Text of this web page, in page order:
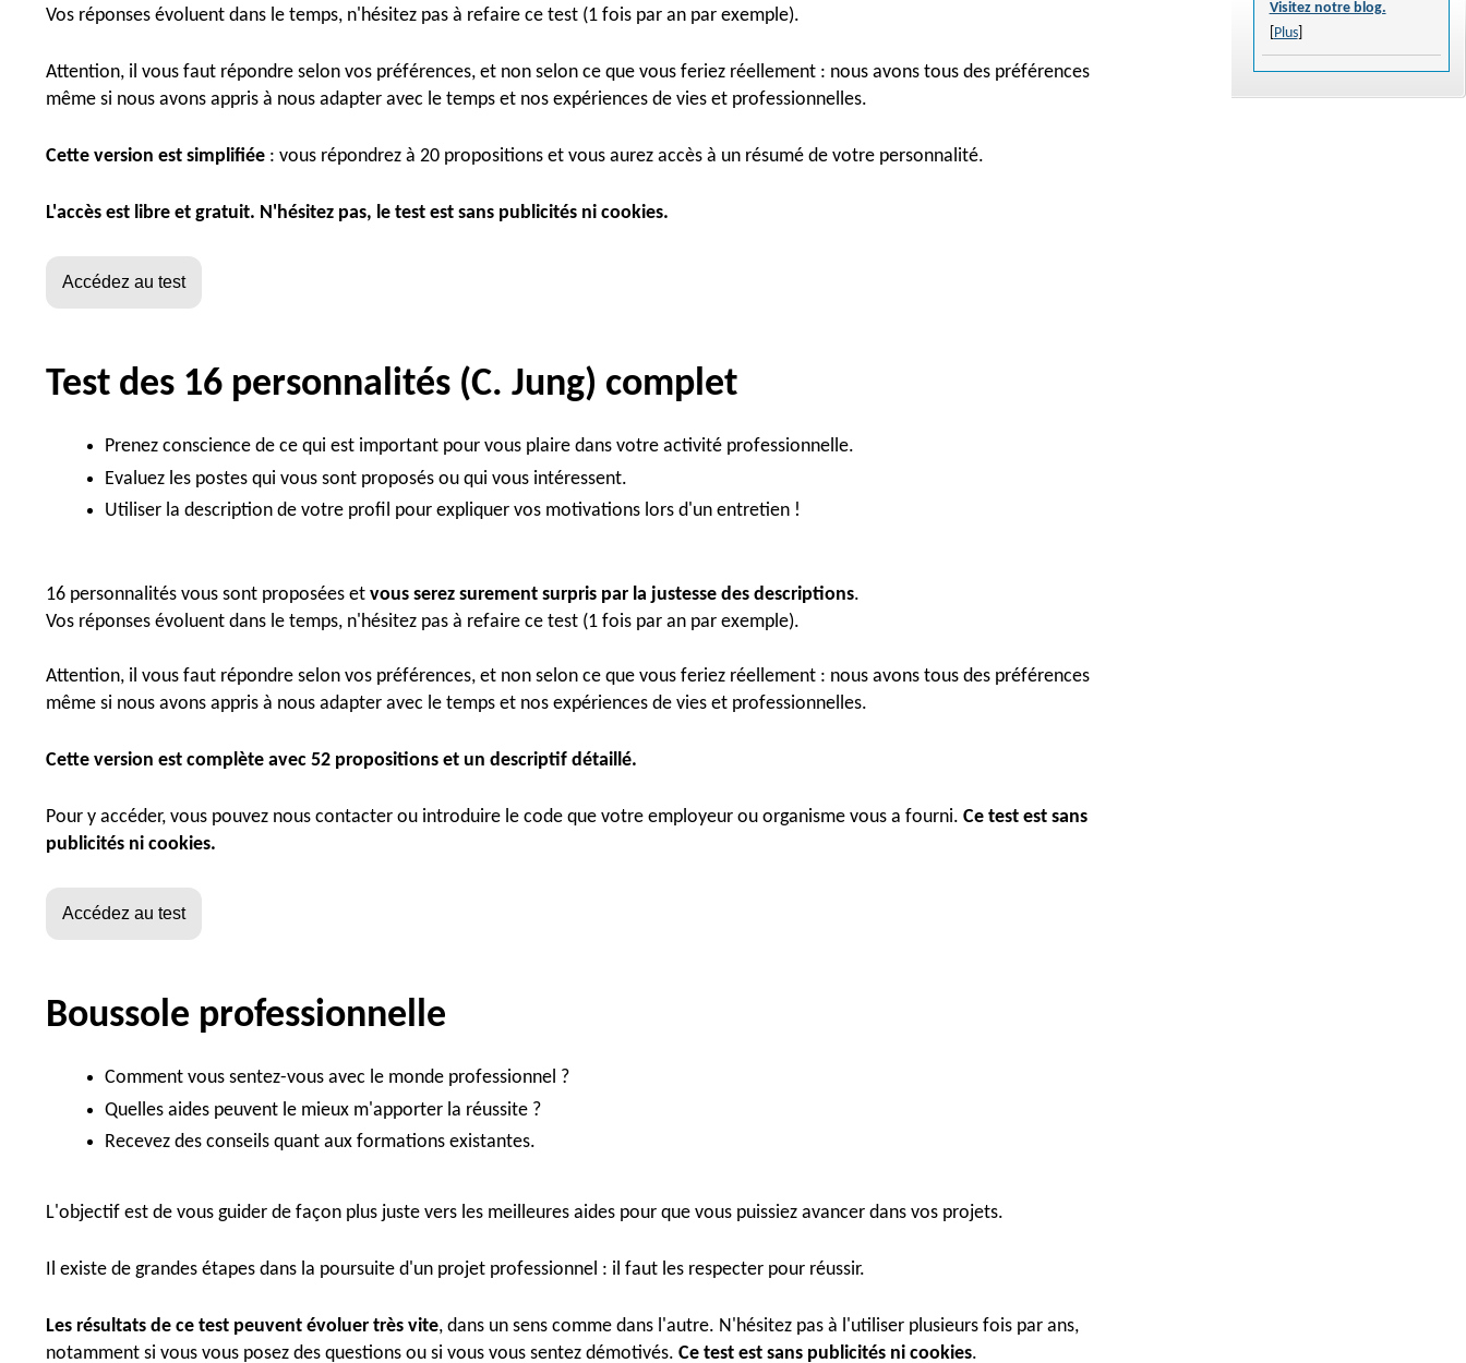
Visitez notre blog.
Plus]
Vos réponses évoluent dans le temps, n'hésitez pas à refaire ce test (1 fois par an par exemple).
Attention, il vous faut répondre selon vos préférences, et non selon ce que vous feriez réellement : nous avons tous des préférences
même si nous avons appris à nous adapter avec le temps et nos expériences de vies et professionnelles.
Cette version est simplifiée: vous répondrez à 20 propositions et vous aurez accès à un résumé de votre personnalité.
L'accès est libre et gratuit. N'hésitez pas, le test est sans publicités ni cookies.
Test des 16 personnalités (C. Jung) complet
Prenez conscience de ce qui est important pour vous plaire dans votre activité professionnelle.
Evaluez les postes qui vous sont proposés ou qui vous intéressent.
Utiliser la description de votre profil pour expliquer vos motivations lors d'un entretien !
16 personnalités vous sont proposées et vous serez surement surpris par la justesse des descriptions.
Vos réponses évoluent dans le temps, n'hésitez pas à refaire ce test (1 fois par an par exemple).
Attention, il vous faut répondre selon vos préférences, et non selon ce que vous feriez réellement : nous avons tous des préférences
même si nous avons appris à nous adapter avec le temps et nos expériences de vies et professionnelles.
Cette version est complète avec 52 propositions et un descriptif détaillé.
Pour y accéder, vous pouvez nous contacter ou introduire le code que votre employeur ou organisme vous a fourni. Ce test est sans
publicités ni cookies.
Boussole professionnelle
Comment vous sentez-vous avec le monde professionnel ?
Quelles aides peuvent le mieux m'apporter la réussite ?
Recevez des conseils quant aux formations existantes.
L'objectif est de vous guider de façon plus juste vers les meilleures aides pour que vous puissiez avancer dans vos projets.
Il existe de grandes étapes dans la poursuite d'un projet professionnel : il faut les respecter pour réussir.
Les résultats de ce test peuvent évoluer très vite, dans un sens comme dans l'autre. N'hésitez pas à l'utiliser plusieurs fois par ans,
notamment si vous vous posez des questions ou si vous vous sentez démotivés. Ce test est sans publicités ni cookies.